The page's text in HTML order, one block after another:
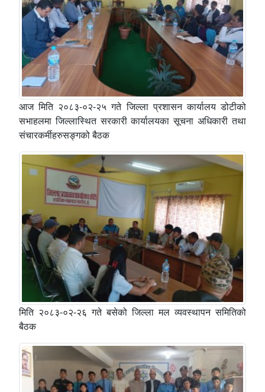
आज मिति २०८३-०२-२५ गते जिल्ला प्रशासन कार्यालय डोटीको
सभाहलमा जिल्लास्थित सरकारी कार्यालयका सूचना अधिकारी तथा
संचारकर्मीहरुसङ्गको बैठक
मिति २०८३-०२-२६ गते बसेको जिल्ला मल व्यवस्थापन समितिको
बैठक